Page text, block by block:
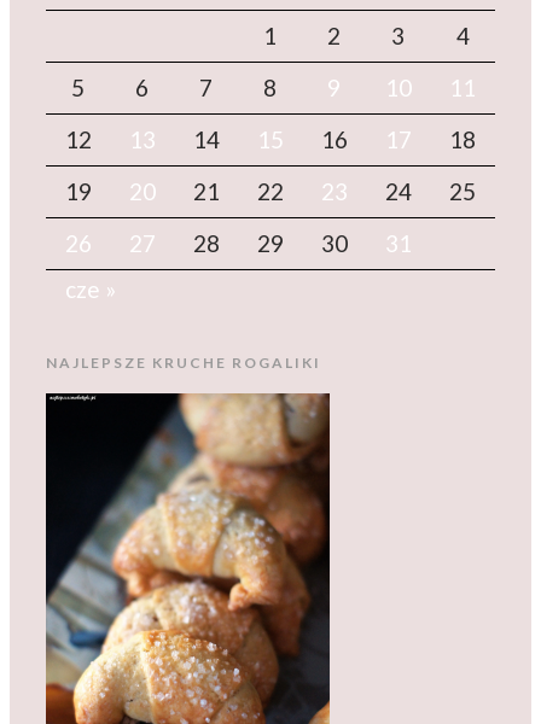
1
2 3
4
5
6 7 8 9 10
11
12
13 14 15 16 17
18
19
20 21 22 23 24
25
26
27 28 29 30
31
cze »
NAJLEPSZE KRUCHE ROGALIKI